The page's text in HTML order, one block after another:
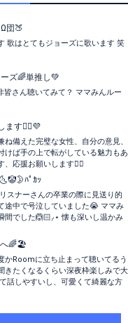
団🍑
歌はとてもジョーズに歌います 笑
ズ🌈単推し‪💚
さん聴いてみて？ ママみんルー
ます💁‍♀️💜
備えた完璧な女性、自分の意見、
けば手の上で転がしている魅力もあ
、応援お願いします💁‍♀️
ﾊﾟｶｯ
スナーさんの卒業の際に見送り的
途中で号泣していました😭 ママみ
間でした🙆🏻⸝⋆ 懐も深いし温かみ
へ🌈🏖
かRoomに立ち止まって聴いてるう
きたくなるくらい深夜枠楽しみで大
話しやすいし、可愛くて綺麗な方